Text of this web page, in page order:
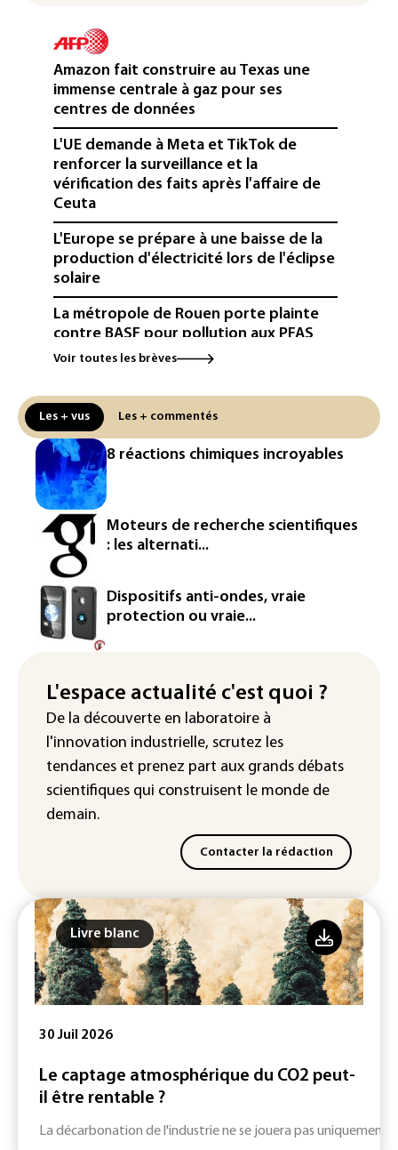
Amazon fait construire au Texas une
immense centrale à gaz pour ses
centres de données
L'UE demande à Meta et TikTok de
renforcer la surveillance et la
vérification des faits après l'affaire de
Ceuta
L'Europe se prépare à une baisse de la
production d'électricité lors de l'éclipse
solaire
La métropole de Rouen porte plainte
contre BASF pour pollution aux PFAS
Canicule: à l'arrêt depuis fin juillet, la
réseau
Véhicules de livraison autonomes: la
France ouvre la voie à leur
homologation
Iris³: Eutelsat investira 3,4 milliards
d'euros dans la future constellation
européenne
Le magazine VSD racheté par
l'entrepreneur Vianney d'Alançon
La production française de maïs
"Retour en force" progressif de la
chaleur dans les prochains jours en
France
Voir toutes les brèves
Les + vus Les + commentés
8 réactions chimiques incroyables
Moteurs de recherche scientifiques
: les alternati...
Dispositifs anti-ondes, vraie
protection ou vraie...
L'espace actualité c'est quoi ?
De la découverte en laboratoire à
l'innovation industrielle, scrutez les
tendances et prenez part aux grands débats
scientifiques qui construisent le monde de
demain.
Contacter la rédaction
Livre blanc
30 Juil 2026
Le captage atmosphérique du CO2 peut-
il être rentable ?
La décarbonation de l'industrie ne se jouera pas uniquement